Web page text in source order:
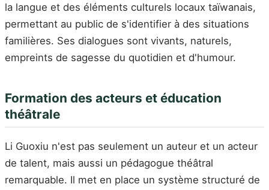
la langue et des éléments culturels locaux taïwanais,
permettant au public de s'identifier à des situations
familières. Ses dialogues sont vivants, naturels,
empreints de sagesse du quotidien et d'humour.
Formation des acteurs et éducation
théâtrale
Li Guoxiu n'est pas seulement un auteur et un acteur
de talent, mais aussi un pédagogue théâtral
remarquable. Il met en place un système structuré de